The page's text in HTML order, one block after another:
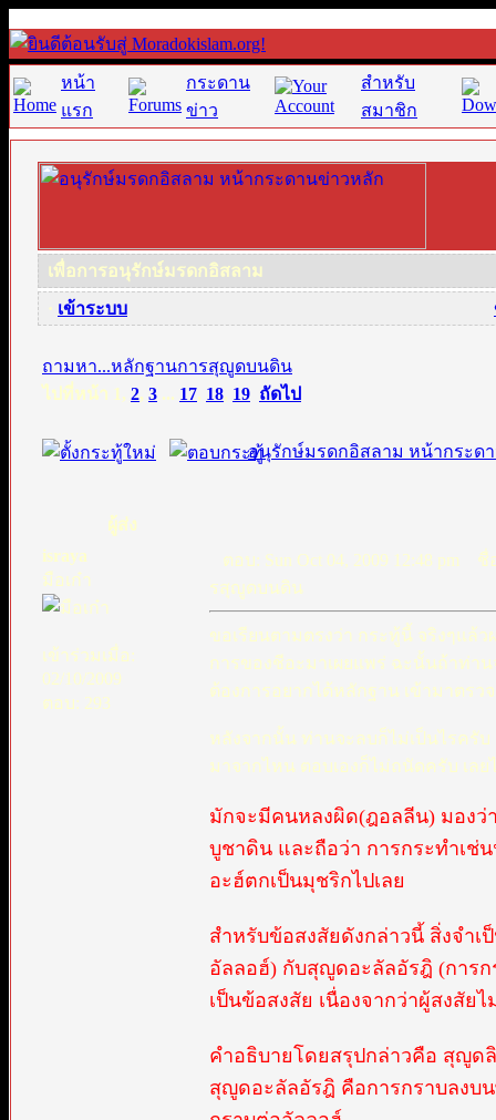
หน้า
แรก
กระดาน
ข่าว
สำหรับ
สมาชิก
เพื่อการอนุรักษ์มรดกอิสลาม
· เข้าระบบ
ถามหา...หลักฐานการสุญูดบนดิน
ไปที่หน้า 1 , 2, 3 ... 17, 18, 19 ถัดไป
อนุรักษ์มรดกอิสลาม หน้ากระด
ผู้ส่ง
israya
มือเก๋า
เข้าร่วมเมื่อ:
02/10/2009
ตอบ: 293
ตอบ: Sun Oct 04, 2009 12:48 pm
ชื่
รสุญูดบนดิน
ขอเรียนตามตรงว่า กระทู้นี้ จริงๆแล้ว
การของชีอะมาเผยแพร่ ฉะนั้นถ้าท่า
ต้องการอยากได้หลักฐาน เข้ามาตรว
หลังจากนั้น ท่านจะลบก็ไม่เป็นไรครับ
มาจากไหน ตอบเองก็ไม่ถนัดครับ เล
มักจะมีคนหลงผิด(ฎอลลีน) มองว่
บูชาดิน และถือว่า การกระทำเช่
อะฮ์ตกเป็นมุชริกไปเลย
สำหรับข้อสงสัยดังกล่าวนี้ สิ่งจำ
อัลลอฮ์) กับสุญูดอะลัลอัรฎิ (การ
เป็นข้อสงสัย เนื่องจากว่าผู้สงสัย
คำอธิบายโดยสรุปกล่าวคือ สุญูด
สุญูดอะลัลอัรฎิ คือการกราบลงบ